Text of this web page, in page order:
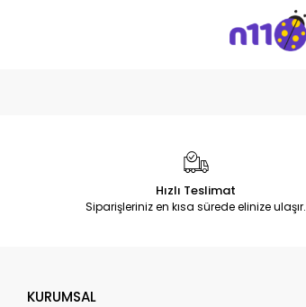
Hızlı Teslimat
Siparişleriniz en kısa sürede elinize ulaşır.
KURUMSAL